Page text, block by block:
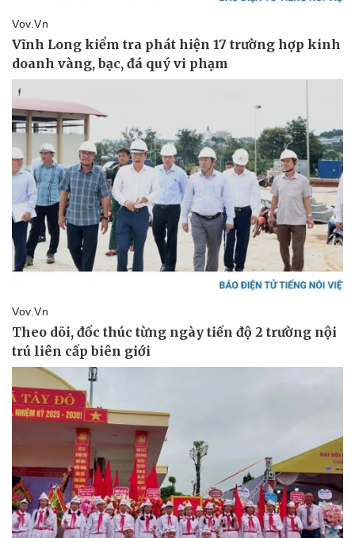
Kinh tế
Bất động sản
Khởi nghiệp
Tiêu dùng
Tỷ giá
Chứng khoán
Giá cà phê